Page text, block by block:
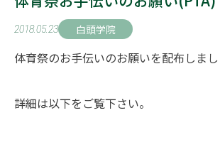
2018.05.23 白頭学院
体育祭のお手伝いのお願いを配布しまし
詳細は以下をご覧下さい。